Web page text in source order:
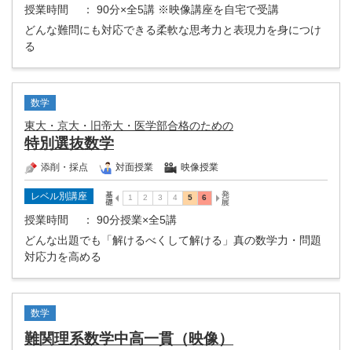
授業時間
： 90分×全5講 ※映像講座を自宅で受講
どんな難問にも対応できる柔軟な思考力と表現力を身につけ
る
数学
東大・京大・旧帝大・医学部合格のための
特別選抜数学
添削・採点 対面授業 映像授業
レベル別講座
授業時間
： 90分授業×全5講
どんな出題でも「解けるべくして解ける」真の数学力・問題
対応力を高める
数学
難関理系数学中高一貫（映像）